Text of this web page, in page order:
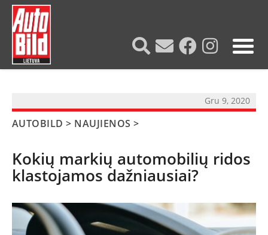
Gru 9, 2020
AUTOBILD > NAUJIENOS >
Kokių markių automobilių ridos
klastojamos dažniausiai?